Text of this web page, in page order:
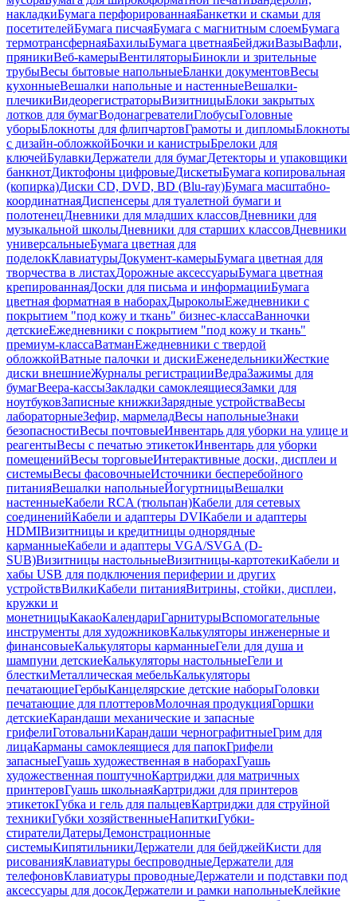
накладкиБумага перфорированнаяБанкетки и скамьи для
посетителейБумага писчаяБумага с магнитным слоемБумага
термотрансфернаяБахилыБумага цветнаяБейджиВазыВафли,
пряникиВеб-камерыВентиляторыБинокли и зрительные
трубыВесы бытовые напольныеБланки документовВесы
кухонныеВешалки напольные и настенныеВешалки-
плечикиВидеорегистраторыВизитницыБлоки закрытых
лотков для бумагВодонагревателиГлобусыГоловные
уборыБлокноты для флипчартовГрамоты и дипломыБлокноты
с дизайн-обложкойБочки и канистрыБрелоки для
ключейБулавкиДержатели для бумагДетекторы и упаковщики
банкнотДиктофоны цифровыеДискетыБумага копировальная
(копирка)Диски CD, DVD, BD (Blu-ray)Бумага масштабно-
координатнаяДиспенсеры для туалетной бумаги и
полотенецДневники для младших классовДневники для
музыкальной школыДневники для старших классовДневники
универсальныеБумага цветная для
поделокКлавиатурыДокумент-камерыБумага цветная для
творчества в листахДорожные аксессуарыБумага цветная
крепированнаяДоски для письма и информацииБумага
цветная форматная в наборахДыроколыЕжедневники с
покрытием "под кожу и ткань" бизнес-классаВанночки
детскиеЕжедневники с покрытием "под кожу и ткань"
премиум-классаВатманЕжедневники с твердой
обложкойВатные палочки и дискиЕженедельникиЖесткие
диски внешниеЖурналы регистрацииВедраЗажимы для
бумагВеера-кассыЗакладки самоклеящиесяЗамки для
ноутбуковЗаписные книжкиЗарядные устройстваВесы
лабораторныеЗефир, мармеладВесы напольныеЗнаки
безопасностиВесы почтовыеИнвентарь для уборки на улице и
реагентыВесы с печатью этикетокИнвентарь для уборки
помещенийВесы торговыеИнтерактивные доски, дисплеи и
системыВесы фасовочныеИсточники бесперебойного
питанияВешалки напольныеЙогуртницыВешалки
настенныеКабели RCA (тюльпан)Кабели для сетевых
соединенийКабели и адаптеры DVIКабели и адаптеры
HDMIВизитницы и кредитницы однорядные
карманныеКабели и адаптеры VGA/SVGA (D-
SUB)Визитницы настольныеВизитницы-картотекиКабели и
хабы USB для подключения периферии и других
устройствВилкиКабели питанияВитрины, стойки, дисплеи,
кружки и
монетницыКакаоКалендариГарнитурыВспомогательные
инструменты для художниковКалькуляторы инженерные и
финансовыеКалькуляторы карманныеГели для душа и
шампуни детскиеКалькуляторы настольныеГели и
блесткиМеталлическая мебельКалькуляторы
печатающиеГербыКанцелярские детские наборыГоловки
печатающие для плоттеровМолочная продукцияГоршки
детскиеКарандаши механические и запасные
грифелиГотовальниКарандаши чернографитныеГрим для
лицаКарманы самоклеящиеся для папокГрифели
запасныеГуашь художественная в наборахГуашь
художественная поштучноКартриджи для матричных
принтеровГуашь школьнаяКартриджи для принтеров
этикетокГубка и гель для пальцевКартриджи для струйной
техникиГубки хозяйственныеНапиткиГубки-
стирателиДатерыДемонстрационные
системыКипятильникиДержатели для бейджейКисти для
рисованияКлавиатуры беспроводныеДержатели для
телефоновКлавиатуры проводныеДержатели и подставки под
аксессуары для досокДержатели и рамки напольныеКлейкие